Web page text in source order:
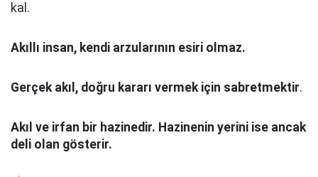
kal.
Akıllı insan, kendi arzularının esiri olmaz.
Gerçek akıl, doğru kararı vermek için sabretmektir.
Akıl ve irfan bir hazinedir. Hazinenin yerini ise ancak
deli olan gösterir.